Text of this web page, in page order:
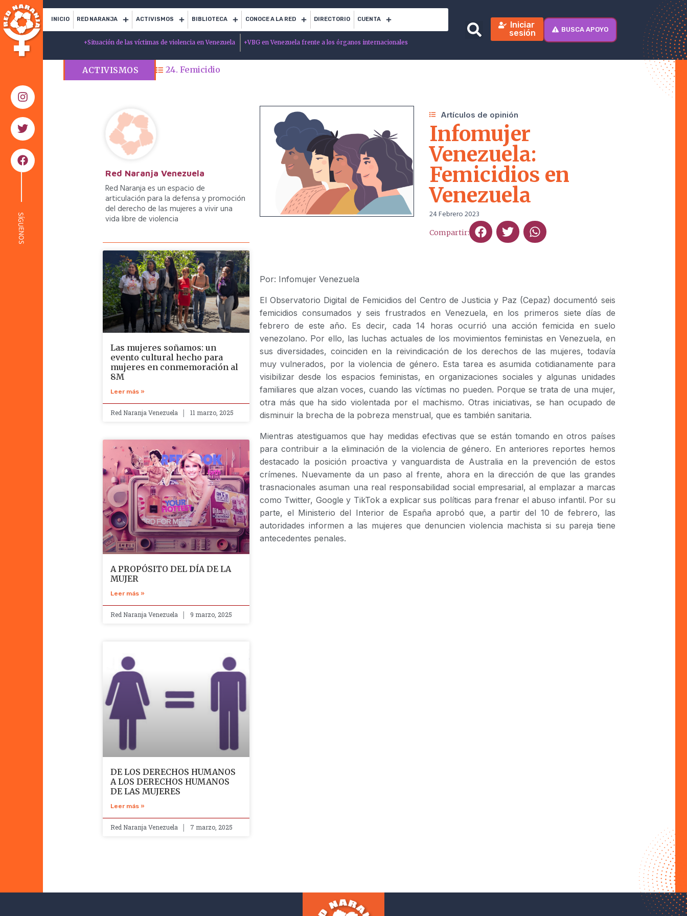
INICIO RED NARANJA ACTIVISMOS BIBLIOTECA CONOCE A LA RED DIRECTORIO CUENTA
+Situación de las víctimas de violencia en Venezuela +VBG en Venezuela frente a los órganos internacionales
Iniciar
sesión
BUSCA APOYO
SÍGUENOS
ACTIVISMOS 24. Femicidio
Red Naranja Venezuela
Red Naranja es un espacio de
articulación para la defensa y promoción
del derecho de las mujeres a vivir una
vida libre de violencia
Las mujeres soñamos: un
evento cultural hecho para
mujeres en conmemoración al
8M
Leer más »
Red Naranja Venezuela 11 marzo, 2025
A PROPÓSITO DEL DÍA DE LA
MUJER
Leer más »
Red Naranja Venezuela 9 marzo, 2025
DE LOS DERECHOS HUMANOS
A LOS DERECHOS HUMANOS
DE LAS MUJERES
Leer más »
Red Naranja Venezuela 7 marzo, 2025
Artículos de opinión
Infomujer
Venezuela:
Femicidios en
Venezuela
24 Febrero 2023
Compartir:
Por: Infomujer Venezuela
El Observatorio Digital de Femicidios del Centro de Justicia y Paz (Cepaz) documentó seis
femicidios consumados y seis frustrados en Venezuela, en los primeros siete días de
febrero de este año. Es decir, cada 14 horas ocurrió una acción femicida en suelo
venezolano. Por ello, las luchas actuales de los movimientos feministas en Venezuela, en
sus diversidades, coinciden en la reivindicación de los derechos de las mujeres, todavía
muy vulnerados, por la violencia de género. Esta tarea es asumida cotidianamente para
visibilizar desde los espacios feministas, en organizaciones sociales y algunas unidades
familiares que alzan voces, cuando las víctimas no pueden. Porque se trata de una mujer,
otra más que ha sido violentada por el machismo. Otras iniciativas, se han ocupado de
disminuir la brecha de la pobreza menstrual, que es también sanitaria.
Mientras atestiguamos que hay medidas efectivas que se están tomando en otros países
para contribuir a la eliminación de la violencia de género. En anteriores reportes hemos
destacado la posición proactiva y vanguardista de Australia en la prevención de estos
crímenes. Nuevamente da un paso al frente, ahora en la dirección de que las grandes
trasnacionales asuman una real responsabilidad social empresarial, al emplazar a marcas
como Twitter, Google y TikTok a explicar sus políticas para frenar el abuso infantil. Por su
parte, el Ministerio del Interior de España aprobó que, a partir del 10 de febrero, las
autoridades informen a las mujeres que denuncien violencia machista si su pareja tiene
antecedentes penales.